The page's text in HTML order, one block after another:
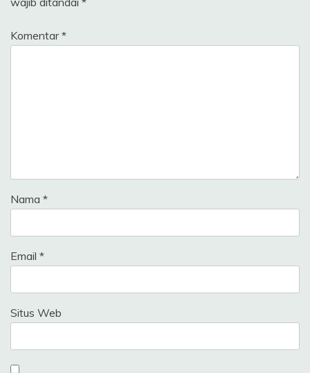
Komentar*
Nama *
Email *
Situs Web